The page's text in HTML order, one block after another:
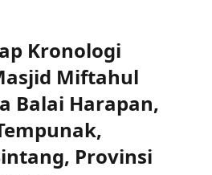
Kronologi
Miftahul
Balai Harapan,
Provinsi